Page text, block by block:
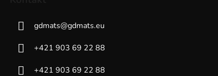
gdmats@gdmats.eu
+421 903 69 22 88
+421 903 69 22 88